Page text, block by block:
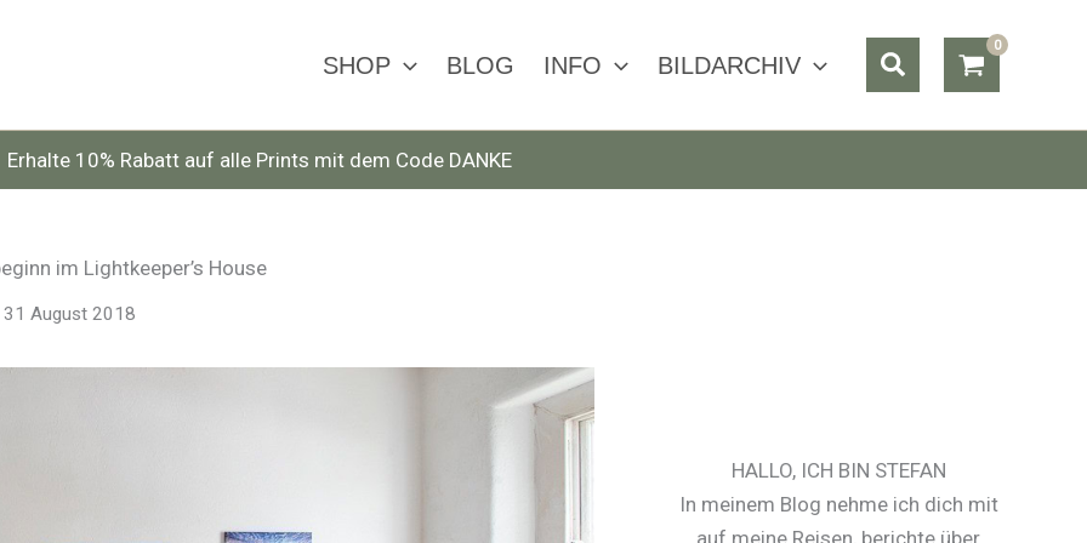
SHOP BLOG INFO BILDARCHIV Suchen
Erhalte 10% Rabatt auf alle Prints mit dem Code DANKE
im Lightkeeper’s House
31 August 2018
HALLO, ICH BIN STEFAN
In meinem Blog nehme ich dich mit
auf meine Reisen, berichte über